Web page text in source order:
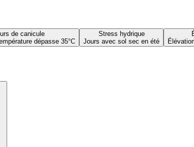
de canicule
dépasse 35°C
Stress hydrique
Jours avec sol sec en été